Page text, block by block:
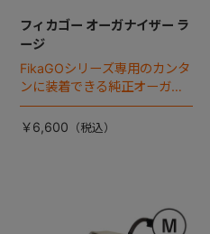
フィカゴー オーガナイザー ラ
ージ
FikaGOシリーズ専用のカンタ
ンに装着できる純正オーガナ
イザー。
￥6,600